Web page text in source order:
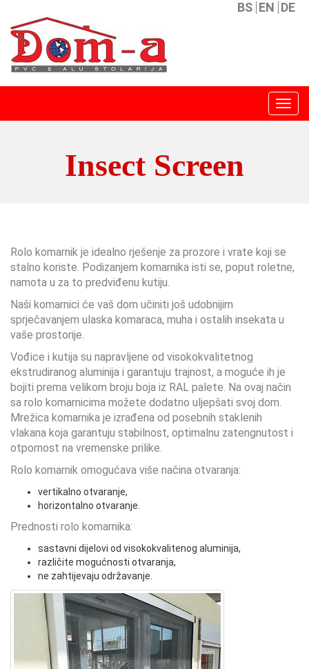
BS EN DE
Menu
Insect Screen
Rolo komarnik je idealno rješenje za prozore i vrate koji se
stalno koriste. Podizanjem komarnika isti se, poput roletne,
namota u za to predviđenu kutiju.
Naši komarnici će vaš dom učiniti još udobnijim
sprječavanjem ulaska komaraca, muha i ostalih insekata u
vaše prostorije.
Vođice i kutija su napravljene od visokokvalitetnog
ekstrudiranog aluminija i garantuju trajnost, a moguće ih je
bojiti prema velikom broju boja iz RAL palete. Na ovaj način
sa rolo komarnicima možete dodatno uljepšati svoj dom.
Mrežica komarnika je izrađena od posebnih staklenih
vlakana koja garantuju stabilnost, optimalnu zatengnutost i
otpornost na vremenske prilike.
Rolo komarnik omogućava više načina otvaranja:
vertikalno otvaranje,
horizontalno otvaranje.
Prednosti rolo komarnika:
sastavni dijelovi od visokokvalitenog aluminija,
različite mogućnosti otvaranja,
ne zahtijevaju održavanje.